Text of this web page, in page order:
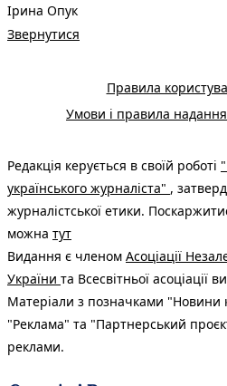
Ірина Опук
Звернутися
Правила
Умови і правила
Редакція керується в своїй роботі
українського журналіста" ,
журналістської етики.
можна тут
Видання є членом Асоціації
України та Всесвітньої асоціації
Матеріали з позначками "Новини
"Реклама" та "Партнерський
реклами.